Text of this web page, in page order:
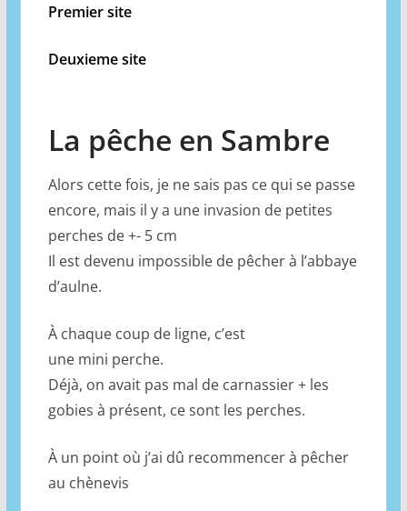
Premier site
Deuxieme site
La pêche en Sambre
Alors cette fois, je ne sais pas ce qui se passe
encore, mais il y a une invasion de petites
perches de +- 5 cm
Il est devenu impossible de pêcher à l’abbaye
d’aulne.
À chaque coup de ligne, c’est
une mini perche.
Déjà, on avait pas mal de carnassier + les
gobies à présent, ce sont les perches.
À un point où j’ai dû recommencer à pêcher
au chènevis